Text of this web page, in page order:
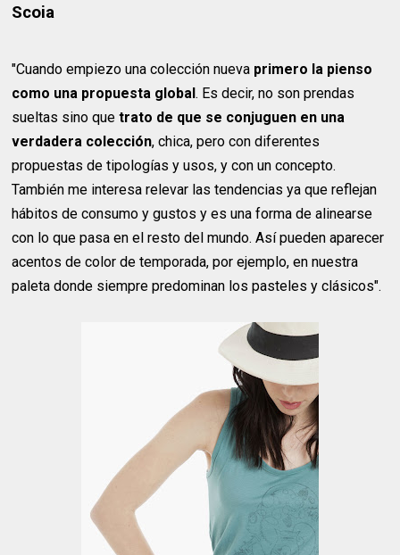
Scoia
"Cuando empiezo una colección nueva primero la pienso
como una propuesta global. Es decir, no son prendas
sueltas sino quetrato de que se conjuguen en una
verdadera colección, chica, pero con diferentes
propuestas de tipologías y usos, y con un concepto.
También me interesa relevar las tendencias ya que reflejan
hábitos de consumo y gustos y es una forma de alinearse
con lo que pasa en el resto del mundo. Así pueden aparecer
acentos de color de temporada, por ejemplo, en nuestra
paleta donde siempre predominan los pasteles y clásicos".